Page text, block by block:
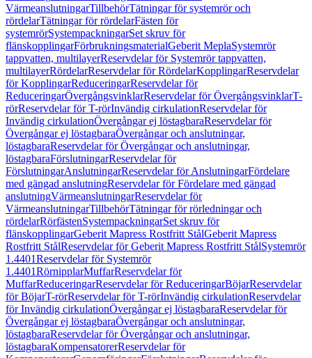
VärmeanslutningarTillbehörTätningar för systemrör och
rördelarTätningar för rördelarFästen för
systemrörSystempackningarSet skruv för
flänskopplingarFörbrukningsmaterialGeberit MeplaSystemrör
tappvatten, multilayerReservdelar för Systemrör tappvatten,
multilayerRördelarReservdelar för RördelarKopplingarReservdelar
för KopplingarReduceringarReservdelar för
ReduceringarÖvergångsvinklarReservdelar för ÖvergångsvinklarT-
rörReservdelar för T-rörInvändig cirkulationReservdelar för
Invändig cirkulationÖvergångar ej löstagbaraReservdelar för
Övergångar ej löstagbaraÖvergångar och anslutningar,
löstagbaraReservdelar för Övergångar och anslutningar,
löstagbaraFörslutningarReservdelar för
FörslutningarAnslutningarReservdelar för AnslutningarFördelare
med gängad anslutningReservdelar för Fördelare med gängad
anslutningVärmeanslutningarReservdelar för
VärmeanslutningarTillbehörTätningar för rörledningar och
rördelarRörfästenSystempackningarSet skruv för
flänskopplingarGeberit Mapress Rostfritt StålGeberit Mapress
Rostfritt StålReservdelar för Geberit Mapress Rostfritt StålSystemrör
1.4401Reservdelar för Systemrör
1.4401RörnipplarMuffarReservdelar för
MuffarReduceringarReservdelar för ReduceringarBöjarReservdelar
för BöjarT-rörReservdelar för T-rörInvändig cirkulationReservdelar
för Invändig cirkulationÖvergångar ej löstagbaraReservdelar för
Övergångar ej löstagbaraÖvergångar och anslutningar,
löstagbaraReservdelar för Övergångar och anslutningar,
löstagbaraKompensatorerReservdelar för